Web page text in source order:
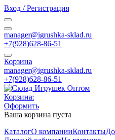
Вход / Регистрация
manager@igrushka-sklad.ru
+7(928)628-86-51
Корзина
manager@igrushka-sklad.ru
+7(928)628-86-51
Корзина:
Оформить
Ваша корзина пуста
КаталогО компанииКонтакты